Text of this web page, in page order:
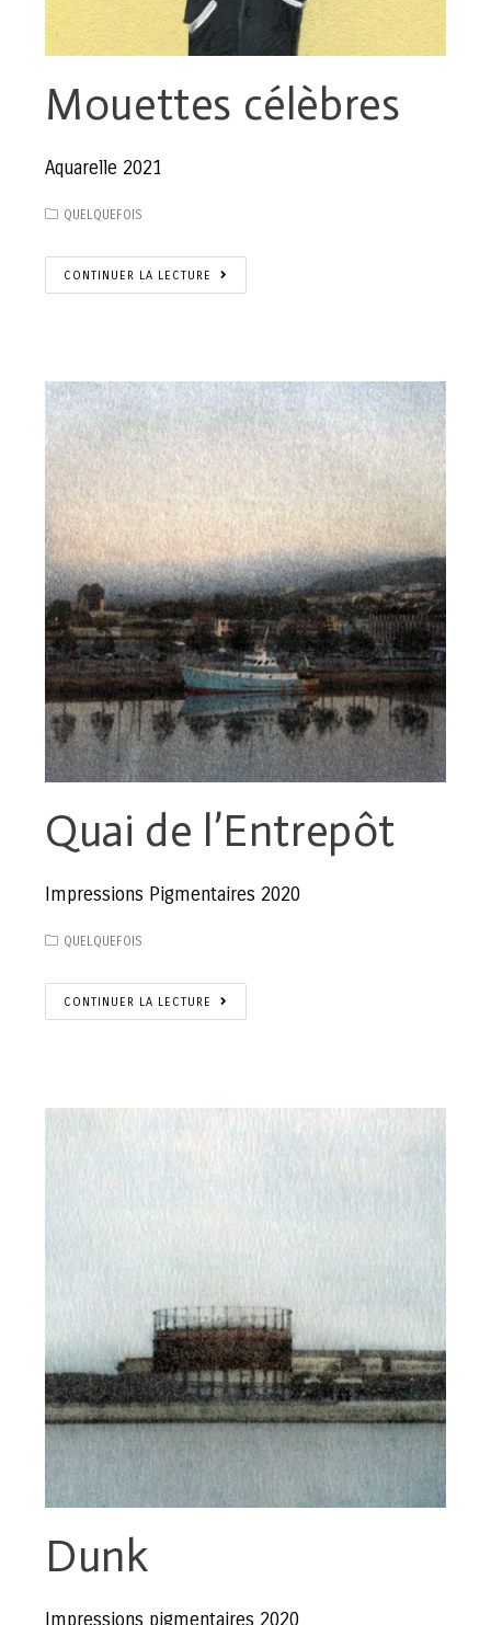
Mouettes célèbres
Aquarelle 2021
QUELQUEFOIS
CONTINUER LA LECTURE
Quai de l’Entrepôt
Impressions Pigmentaires 2020
QUELQUEFOIS
CONTINUER LA LECTURE
Dunk